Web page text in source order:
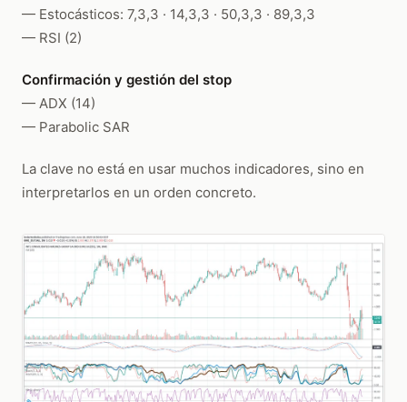
— Estocásticos: 7,3,3 · 14,3,3 · 50,3,3 · 89,3,3
— RSI (2)
Confirmación y gestión del stop
— ADX (14)
— Parabolic SAR
La clave no está en usar muchos indicadores, sino en
interpretarlos en un orden concreto.